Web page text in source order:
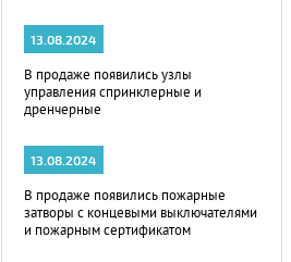
13.08.2024
В продаже появились узлы
управления спринклерные и
дренчерные
13.08.2024
В продаже появились пожарные
затворы с концевыми выключателями
и пожарным сертификатом